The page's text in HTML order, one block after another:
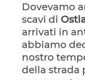
Dovevamo
scavi di
arrivati in
abbiamo
nostro
della strada